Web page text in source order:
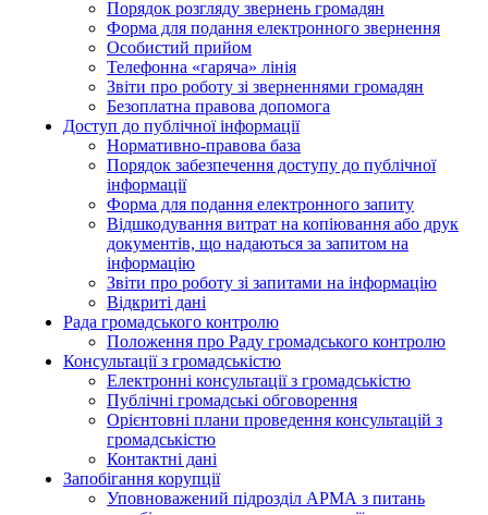
Порядок розгляду звернень громадян
Форма для подання електронного звернення
Особистий прийом
Телефонна «гаряча» лінія
Звіти про роботу зі зверненнями громадян
Безоплатна правова допомога
Доступ до публічної інформації
Нормативно-правова база
Порядок забезпечення доступу до публічної
інформації
Форма для подання електронного запиту
Відшкодування витрат на копіювання або друк
документів, що надаються за запитом на
інформацію
Звіти про роботу зі запитами на інформацію
Відкриті дані
Рада громадського контролю
Положення про Раду громадського контролю
Консультації з громадськістю
Електронні консультації з громадськістю
Публічні громадські обговорення
Орієнтовні плани проведення консультацій з
громадськістю
Контактні дані
Запобігання корупції
Уповноважений підрозділ АРМА з питань